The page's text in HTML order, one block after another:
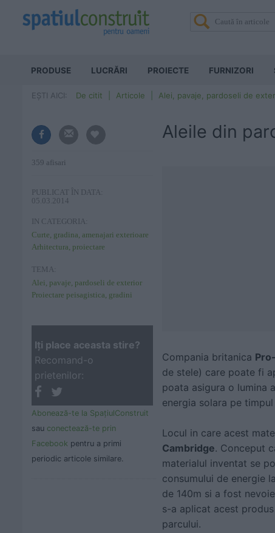
PRODUSE LUCRĂRI PROIECTE FURNIZORI
EȘTI AICI: De citit Articole Alei, pavaje, pardoseli de
359 afisari
PUBLICAT ÎN DATA:
05.03.2014
IN CATEGORIA:
Curte, gradina, amenajari exterioare
Arhitectura, proiectare
TEMA:
Alei, pavaje, pardoseli de exterior
Proiectare peisagistica, gradini
Iţi place aceasta stire?
Recomand-o
prietenilor:
Abonează-te la SpaţiulConstruit
sau conectează-te prin
Facebook pentru a primi
periodic articole similare.
Aleile din
Compania britanica
de stele) care poate fi
poata asigura o lumina
energia solara pe
Locul in care acest
Cambridge. Conceput
materialul inventat se
consumului de energie
de 140m si a fost
s-a aplicat acest
parcului.